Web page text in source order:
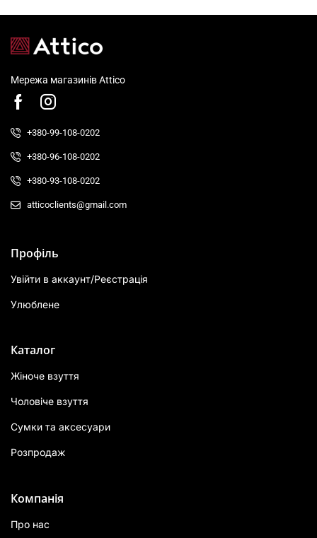
Мережа магазинів Attico
+380-99-108-0202
+380-96-108-0202
+380-93-108-0202
atticoclients@gmail.com
Профіль
Увійти в аккаунт/Реєстрація
Улюблене
Каталог
Жіноче взуття
Чоловіче взуття
Сумки та аксесуари
Розпродаж
Компанія
Про нас